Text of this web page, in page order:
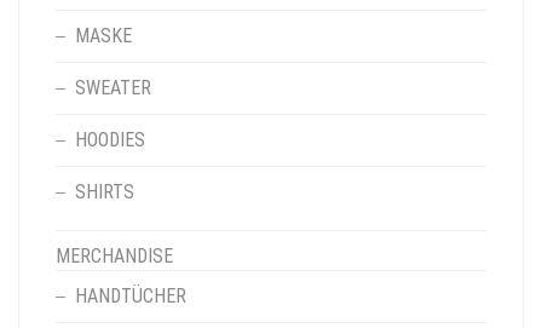
MASKE
SWEATER
HOODIES
SHIRTS
MERCHANDISE
HANDTÜCHER